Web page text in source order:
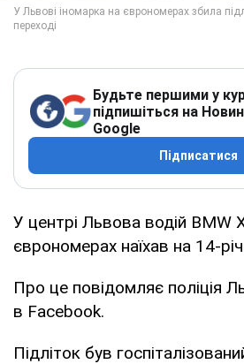
Будьте першими у
підпишіться на
Google
Підписатися
У центрі Львова водій BMW
єврономерах наїхав на 14-
Про це повідомляє поліція
в Facebook.
Підліток був